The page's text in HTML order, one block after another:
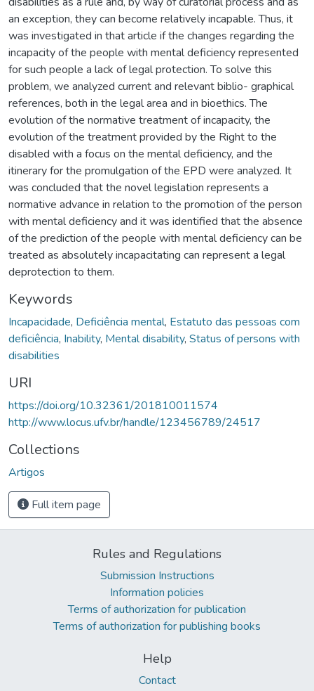
an exception, they can become relatively incapable. Thus, it
was investigated in that article if the changes regarding the
incapacity of the people with mental deficiency represented
for such people a lack of legal protection. To solve this
problem, we analyzed current and relevant biblio- graphical
references, both in the legal area and in bioethics. The
evolution of the normative treatment of incapacity, the
evolution of the treatment provided by the Right to the
disabled with a focus on the mental deficiency, and the
itinerary for the promulgation of the EPD were analyzed. It
was concluded that the novel legislation represents a
normative advance in relation to the promotion of the person
with mental deficiency and it was identified that the absence
of the prediction of the people with mental deficiency can be
treated as absolutely incapacitating can represent a legal
deprotection to them.
Keywords
Incapacidade, Deficiência mental, Estatuto das pessoas com
deficiência, Inability, Mental disability, Status of persons with
disabilities
URI
https://doi.org/10.32361/201810011574
http://www.locus.ufv.br/handle/123456789/24517
Collections
Artigos
Full item page
Rules and Regulations
Submission Instructions
Information policies
Terms of authorization for publication
Terms of authorization for publishing books
Help
Contact